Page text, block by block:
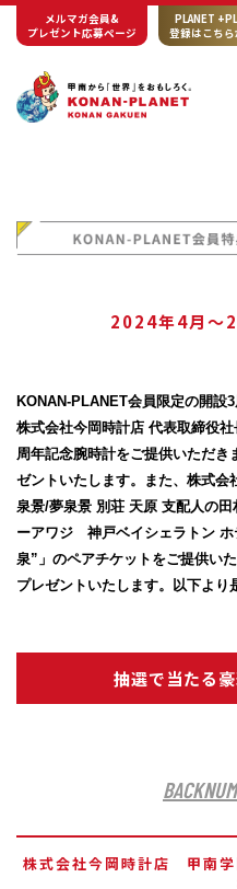
メルマガ会員&
プレゼント応募ページ
PLANET
登録はこちら
2024年4月～
KONAN-PLANET会員限定の開設
株式会社今岡時計店 代表取締役
周年記念腕時計をご提供いただき
ゼントいたします。また、株式
泉景/夢泉景 別荘 天原 支配人の
ーアワジ 神戸ベイシェラトン ホ
泉”」のペアチケットをご提供い
プレゼントいたします。以下より
抽選で当たる
株式会社今岡時計店 甲南